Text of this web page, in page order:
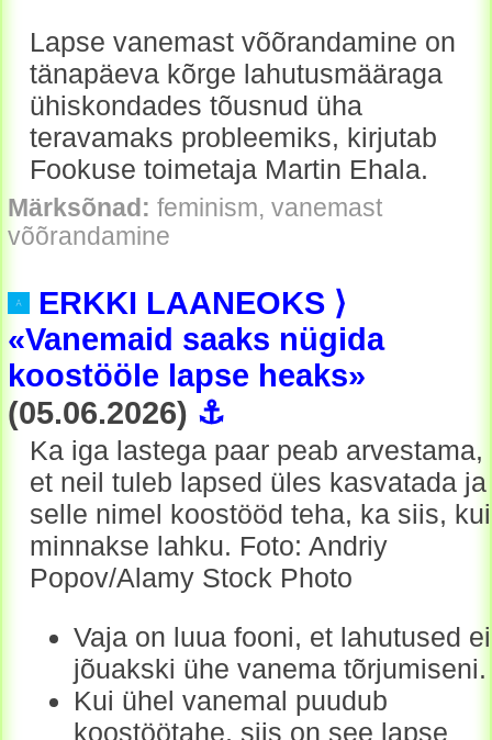
Lapse vanemast võõrandamine on
tänapäeva kõrge lahutusmääraga
ühiskondades tõusnud üha
teravamaks probleemiks, kirjutab
Fookuse toimetaja Martin Ehala.
Märksõnad: feminism, vanemast
võõrandamine
ERKKI LAANEOKS ⟩
«Vanemaid saaks nügida
koostööle lapse heaks»
(05.06.2026) ⚓
Ka iga lastega paar peab arvestama,
et neil tuleb lapsed üles kasvatada ja
selle nimel koostööd teha, ka siis, kui
minnakse lahku. Foto: Andriy
Popov/Alamy Stock Photo
Vaja on luua fooni, et lahutused ei
jõuakski ühe vanema tõrjumiseni.
Kui ühel vanemal puudub
koostöötahe, siis on see lapse